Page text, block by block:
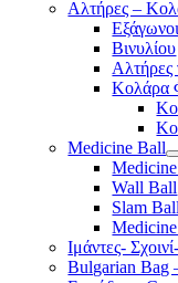
Αλτήρες –
Εξάγωνοι
Βινυλίου
Αλτήρες
Κολάρα
Medicine Ball
Wall Ball
Slam Ball
Ιμάντες-
Bulgarian Bag